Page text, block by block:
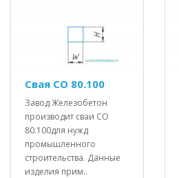
Свая СО 80.100
Завод Железобетон
производит сваи СО
80.100для нужд
промышленного
строительства. Данные
изделия прим..